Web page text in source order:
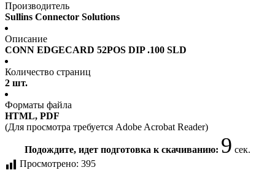
Производитель
Sullins Connector Solutions
Описание
CONN EDGECARD 52POS DIP .100 SLD
Количество страниц
2 шт.
Форматы файла
HTML, PDF
(Для просмотра требуется Adobe Acrobat Reader)
Подождите, идет подготовка к скачиванию: 9 сек.
Просмотрено: 395